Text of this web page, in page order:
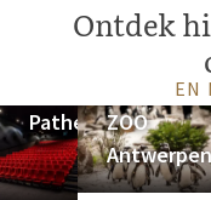
Ontdek
EN
Pathé
ZOO
Antwerpen